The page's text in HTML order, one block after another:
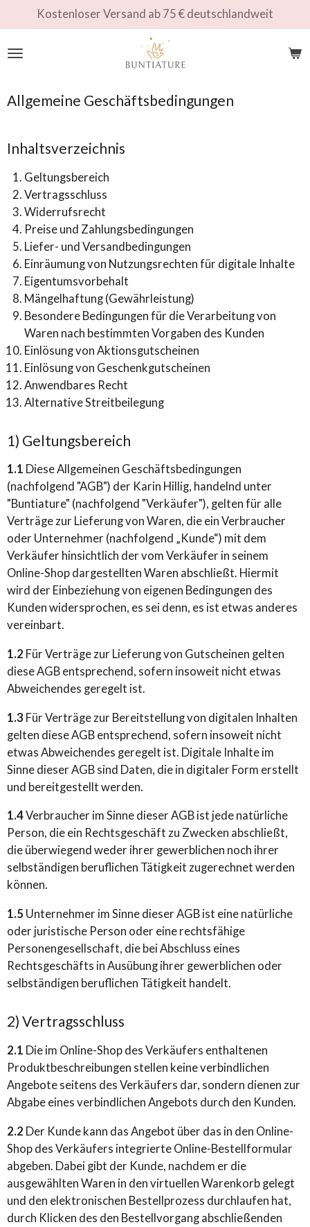
Hauptinhalt
springen
Kostenloser Versand ab 75 € deutschlandweit
Allgemeine Geschäftsbedingungen
Inhaltsverzeichnis
Geltungsbereich
Vertragsschluss
Widerrufsrecht
Preise und Zahlungsbedingungen
Liefer- und Versandbedingungen
Einräumung von Nutzungsrechten für digitale Inhalte
Eigentumsvorbehalt
Mängelhaftung (Gewährleistung)
Besondere Bedingungen für die Verarbeitung von
Waren nach bestimmten Vorgaben des Kunden
Einlösung von Aktionsgutscheinen
Einlösung von Geschenkgutscheinen
Anwendbares Recht
Alternative Streitbeilegung
1) Geltungsbereich
1.1 Diese Allgemeinen Geschäftsbedingungen
(nachfolgend "AGB") der Karin Hillig, handelnd unter
"Buntiature" (nachfolgend "Verkäufer"), gelten für alle
Verträge zur Lieferung von Waren, die ein Verbraucher
oder Unternehmer (nachfolgend „Kunde“) mit dem
Verkäufer hinsichtlich der vom Verkäufer in seinem
Online-Shop dargestellten Waren abschließt. Hiermit
wird der Einbeziehung von eigenen Bedingungen des
Kunden widersprochen, es sei denn, es ist etwas anderes
vereinbart.
1.2 Für Verträge zur Lieferung von Gutscheinen gelten
diese AGB entsprechend, sofern insoweit nicht etwas
Abweichendes geregelt ist.
1.3 Für Verträge zur Bereitstellung von digitalen Inhalten
gelten diese AGB entsprechend, sofern insoweit nicht
etwas Abweichendes geregelt ist. Digitale Inhalte im
Sinne dieser AGB sind Daten, die in digitaler Form erstellt
und bereitgestellt werden.
1.4Verbraucher im Sinne dieser AGB ist jede natürliche
Person, die ein Rechtsgeschäft zu Zwecken abschließt,
die überwiegend weder ihrer gewerblichen noch ihrer
selbständigen beruflichen Tätigkeit zugerechnet werden
können.
1.5 Unternehmer im Sinne dieser AGB ist eine natürliche
oder juristische Person oder eine rechtsfähige
Personengesellschaft, die bei Abschluss eines
Rechtsgeschäfts in Ausübung ihrer gewerblichen oder
selbständigen beruflichen Tätigkeit handelt.
2) Vertragsschluss
2.1 Die im Online-Shop des Verkäufers enthaltenen
Produktbeschreibungen stellen keine verbindlichen
Angebote seitens des Verkäufers dar, sondern dienen zur
Abgabe eines verbindlichen Angebots durch den Kunden.
2.2 Der Kunde kann das Angebot über das in den Online-
Shop des Verkäufers integrierte Online-Bestellformular
abgeben. Dabei gibt der Kunde, nachdem er die
ausgewählten Waren in den virtuellen Warenkorb gelegt
und den elektronischen Bestellprozess durchlaufen hat,
durch Klicken des den Bestellvorgang abschließenden